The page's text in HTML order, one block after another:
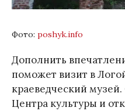
Фото: poshyk.info
Дополнить
поможет визит в
краеведческий
Центра культуры и